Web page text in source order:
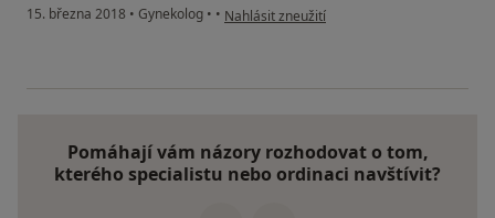
15. března 2018 • Gynekolog • • podle názoru uživatele Váš účet byl
Nahlásit zneužití
Pomáhají vám názory rozhodovat o tom,
kterého specialistu nebo ordinaci navštívit?